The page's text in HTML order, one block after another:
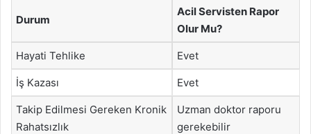
Durum
Acil Servisten Rapor
Olur Mu?
Hayati Tehlike Evet
İş Kazası Evet
Takip Edilmesi Gereken Kronik
Rahatsızlık
Uzman doktor raporu
gerekebilir